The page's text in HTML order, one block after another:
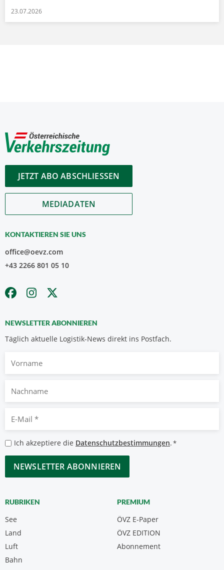
23.07.2026
JETZT ABO ABSCHLIESSEN
MEDIADATEN
KONTAKTIEREN SIE UNS
office@oevz.com
+43 2266 801 05 10
NEWSLETTER ABONNIEREN
Täglich aktuelle Logistik-News direkt ins Postfach.
Nachname
Mail
*
Datenschutzbestimmungen
*
Ich akzeptiere die Datenschutzbestimmungen.*
CAPTCHA
RUBRIKEN
See
Land
Luft
Bahn
PREMIUM
ÖVZ E-Paper
Abonnement
ÖVZ EDITION